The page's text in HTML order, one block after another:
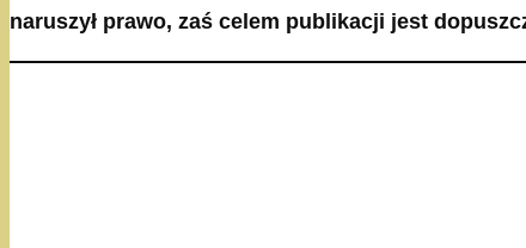
naruszył prawo, zaś celem publikacji jest